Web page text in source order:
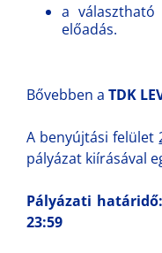
a
előadás.
Bővebben a TDK
A benyújtási felület
pályázat kiírásával
Pályázati
23:59